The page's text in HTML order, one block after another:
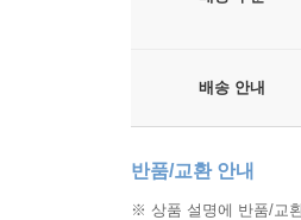
배송 안내
반품/교환 안내
※ 상품 설명에 반품/교